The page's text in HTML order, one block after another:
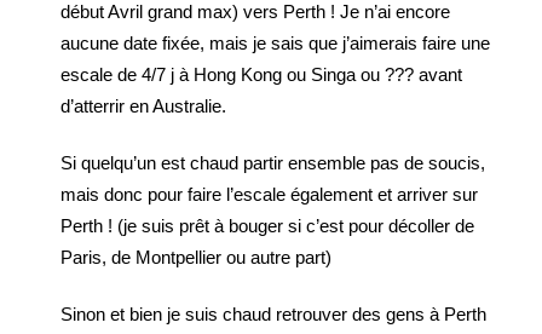
début Avril grand max) vers Perth ! Je n’ai encore
aucune date fixée, mais je sais que j’aimerais faire une
escale de 4/7 j à Hong Kong ou Singa ou ??? avant
d’atterrir en Australie.
Si quelqu’un est chaud partir ensemble pas de soucis,
mais donc pour faire l’escale également et arriver sur
Perth ! (je suis prêt à bouger si c’est pour décoller de
Paris, de Montpellier ou autre part)
Sinon et bien je suis chaud retrouver des gens à Perth